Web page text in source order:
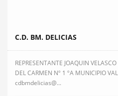
C.D. BM. DELICIAS
REPRESENTANTE JOAQUIN
DEL CARMEN Nº 1 ºA MUNICIPIO
cdbmdelicias@...